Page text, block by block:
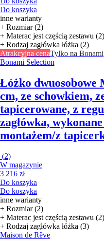
Do koszyka
inne warianty
+ Rozmiar (2)
+ Materac jest częścią zestawu (2)
+ Rodzaj zagłówka łóżka (2)
Atrakcyjna cenaTylko na Bonami
Bonami Selection
Łóżko
cm, ze schowkiem,
tapicerowane, z
zagłówka,
montażem/z
(2)
W magazynie
3 216 zł
Do koszyka
Do koszyka
inne warianty
+ Rozmiar (2)
+ Materac jest częścią zestawu (2)
+ Rodzaj zagłówka łóżka (3)
Maison de Rêve